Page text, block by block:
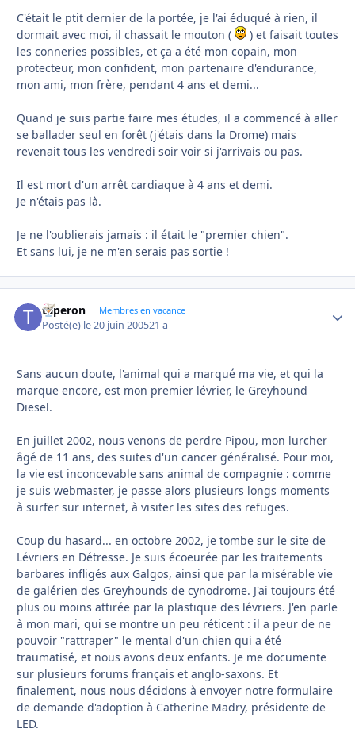
C'était le ptit dernier de la portée, je l'ai éduqué à rien, il
dormait avec moi, il chassait le mouton (
) et faisait toutes
les conneries possibles, et ça a été mon copain, mon
protecteur, mon confident, mon partenaire d'endurance,
mon ami, mon frère, pendant 4 ans et demi...
Quand je suis partie faire mes études, il a commencé à aller
se ballader seul en forêt (j'étais dans la Drome) mais
revenait tous les vendredi soir voir si j'arrivais ou pas.
Il est mort d'un arrêt cardiaque à 4 ans et demi.
Je n'étais pas là.
Je ne l'oublierais jamais : il était le "premier chien".
Et sans lui, je ne m'en serais pas sortie !
taperon Membres en vacance
Posté(e) le 20 juin 200521 a
Sans aucun doute, l'animal qui a marqué ma vie, et qui la
marque encore, est mon premier lévrier, le Greyhound
Diesel.
En juillet 2002, nous venons de perdre Pipou, mon lurcher
âgé de 11 ans, des suites d'un cancer généralisé. Pour moi,
la vie est inconcevable sans animal de compagnie : comme
je suis webmaster, je passe alors plusieurs longs moments
à surfer sur internet, à visiter les sites des refuges.
Coup du hasard... en octobre 2002, je tombe sur le site de
Lévriers en Détresse. Je suis écoeurée par les traitements
barbares infligés aux Galgos, ainsi que par la misérable vie
de galérien des Greyhounds de cynodrome. J'ai toujours été
plus ou moins attirée par la plastique des lévriers. J'en parle
à mon mari, qui se montre un peu réticent : il a peur de ne
pouvoir "rattraper" le mental d'un chien qui a été
traumatisé, et nous avons deux enfants. Je me documente
sur plusieurs forums français et anglo-saxons. Et
finalement, nous nous décidons à envoyer notre formulaire
de demande d'adoption à Catherine Madry, présidente de
LED.